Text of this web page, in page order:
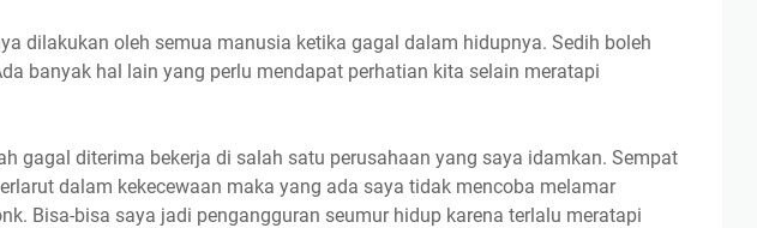
dilakukan oleh semua manusia ketika gagal dalam hidupnya. Sedih boleh
banyak hal lain yang perlu mendapat perhatian kita selain meratapi
gagal diterima bekerja di salah satu perusahaan yang saya idamkan. Sempat
dalam kekecewaan maka yang ada saya tidak mencoba melamar
Bisa-bisa saya jadi pengangguran seumur hidup karena terlalu meratapi